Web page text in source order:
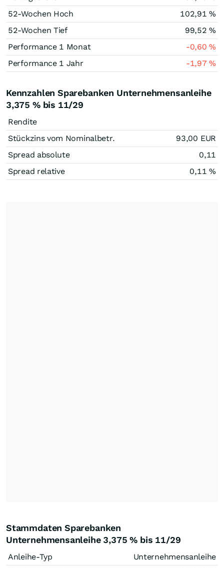
52-Wochen Hoch
102,91%
52-Wochen Tief
99,52%
Performance 1 Monat
-0,60%
Performance 1 Jahr
-1,97%
Kennzahlen Sparebanken Unternehmensanleihe
3,375 % bis 11/29
Rendite
Stückzins vom Nominalbetr.
93,00 EUR
Spread absolute
0,11
Spread relative
0,11 %
Stammdaten Sparebanken
Unternehmensanleihe 3,375 % bis 11/29
Anleihe-Typ
Unternehmensanleihe